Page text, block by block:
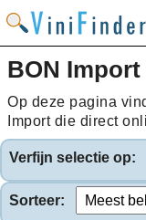
BON Import
Op deze pagina
Import die direct
Verfijn selectie op:
Sorteer: